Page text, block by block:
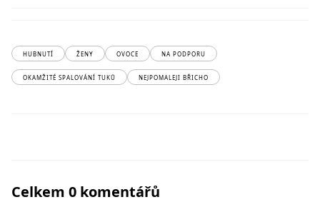
HUBNUTÍ ŽENY OVOCE NA PODPORU
OKAMŽITÉ SPALOVÁNÍ TUKŮ NEJPOMALEJI BŘICHO
Celkem 0 komentářů